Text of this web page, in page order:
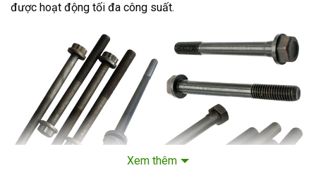
được hoạt động tối đa công suất.
Xem thêm